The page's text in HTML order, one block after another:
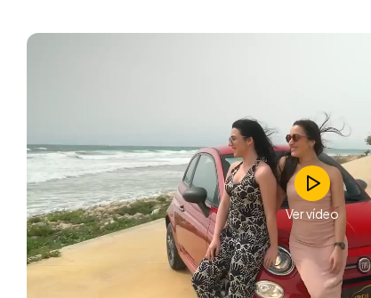
Ver vídeo